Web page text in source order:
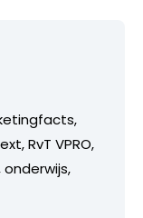
RvT VPRO,
onderwijs,